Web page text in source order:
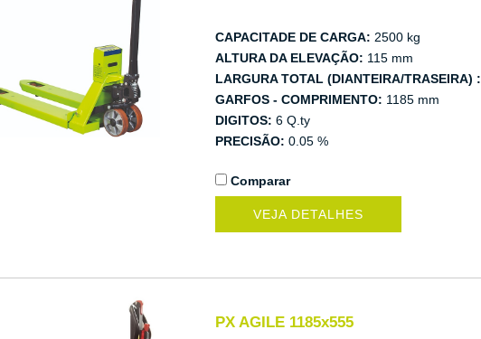
CAPACITADE DE CARGA: 2500 kg
ALTURA DA ELEVAÇÃO: 115 mm
LARGURA TOTAL (DIANTEIRA/TRASEIRA) :
GARFOS - COMPRIMENTO: 1185 mm
DIGITOS: 6 Q.ty
PRECISÃO: 0.05 %
Comparar
VEJA DETALHES
PX AGILE 1185x555